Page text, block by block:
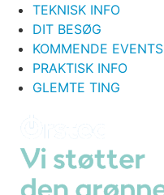
TEKNISK INFO
DIT BESØG
KOMMENDE EVENTS
PRAKTISK INFO
GLEMTE TING